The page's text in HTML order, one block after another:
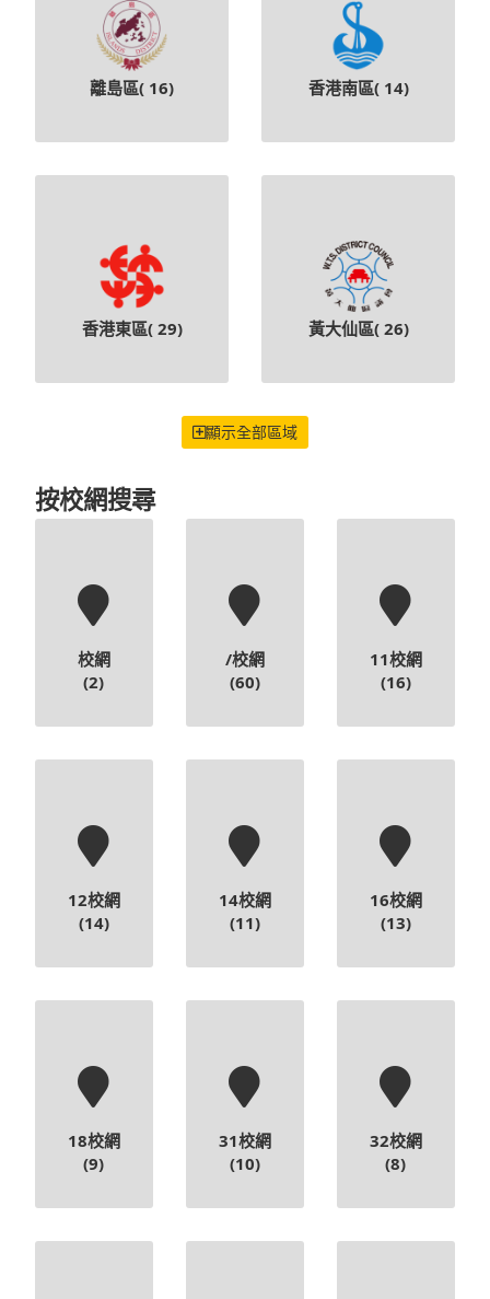
離島區( 16) 香港南區( 14)
香港東區( 29) 黃大仙區( 26)
顯示全部區域
按校網搜尋
校網
(2)
/校網
(60)
11校網
(16)
12校網
(14)
14校網
(11)
16校網
(13)
18校網
(9)
31校網
(10)
32校網
(8)